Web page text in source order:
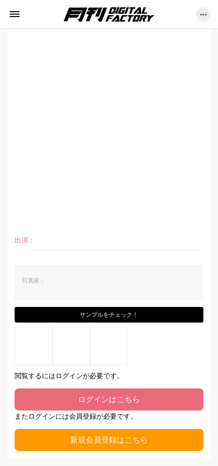
出演：
写真家：
サンプルをチェック！
閲覧するにはログインが必要です。
ログインはこちら
またログインには会員登録が必要です。
新規会員登録はこちら